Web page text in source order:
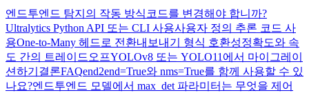
엔드투엔드 탐지의 작동 방식 코드를 변경해야 합니까?
Ultralytics Python API 또는 CLI 사용사용자 정의 추론 코드 사
용One-to-Many 헤드로 전환내보내기 형식 호환성정확도와 속
도 간의 트레이드오프YOLOv8 또는 YOLO11에서 마이그레이
션하기 결론FAQend2end=True와 nms=True를 함께 사용할 수 있
나요?엔드투엔드 모델에서 max_det 파라미터는 무엇을 제어